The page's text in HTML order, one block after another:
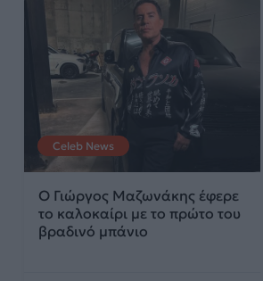
Celeb News
Ο Γιώργος Μαζωνάκης έφερε
το καλοκαίρι με το πρώτο του
βραδινό μπάνιο